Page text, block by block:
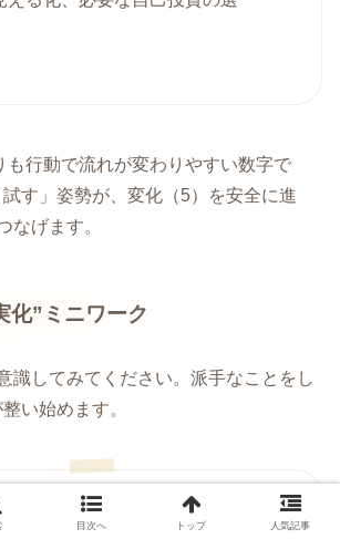
も行動で流れが変わりやすい数字で
す」姿勢が、変化（5）を安全に進
なげます。
化”ミニワーク
識してみてください。派手なことをし
い始めます。
分の本音を1つ メモする（3）
目次へ トップ 人気記事